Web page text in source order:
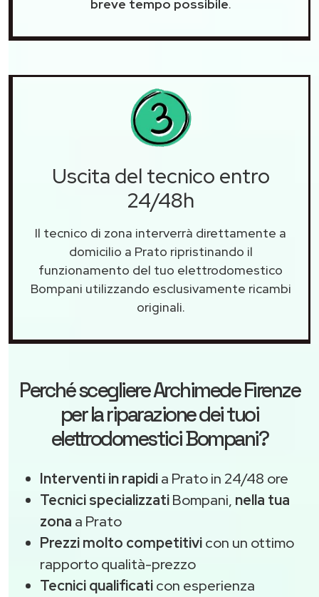
breve tempo possibile.
Uscita del tecnico entro
24/48h
Il tecnico di zona interverrà direttamente a
domicilio a Prato ripristinando il
funzionamento del tuo elettrodomestico
Bompani utilizzando esclusivamente ricambi
originali.
Perché scegliereArchimede Firenze
per la riparazione dei tuoi
elettrodomestici Bompani?
Interventi in rapidia Prato in 24/48 ore
Tecnici specializzatiBompani, nella tua
zona a Prato
Prezzi molto competitivicon un ottimo
rapporto qualità-prezzo
Tecnici qualificaticon esperienza